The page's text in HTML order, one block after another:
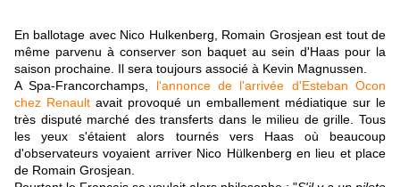
En ballotage avec Nico Hulkenberg, Romain Grosjean est tout de
même parvenu à conserver son baquet au sein d'Haas pour la
saison prochaine. Il sera toujours associé à Kevin Magnussen.
A Spa-Francorchamps, l'annonce de l'arrivée d'Esteban Ocon
chez Renault avait provoqué un emballement médiatique sur le
très disputé marché des transferts dans le milieu de grille. Tous
les yeux s'étaient alors tournés vers Haas où beaucoup
d'observateurs voyaient arriver Nico Hülkenberg en lieu et place
de Romain Grosjean.